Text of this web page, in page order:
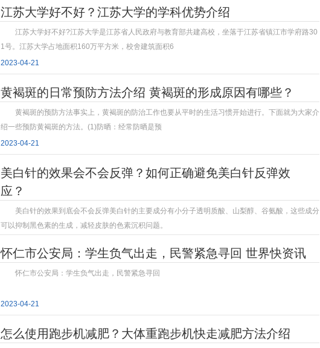
江苏大学好不好？江苏大学的学科优势介绍
江苏大学好不好?江苏大学是江苏省人民政府与教育部共建高校，坐落于江苏省镇江市学府路30
1号。江苏大学占地面积160万平方米，校舍建筑面积6
2023-04-21
黄褐斑的日常预防方法介绍 黄褐斑的形成原因有哪些？
黄褐斑的预防方法事实上，黄褐斑的防治工作也要从平时的生活习惯开始进行。下面就为大家介
绍一些预防黄褐斑的方法。(1)防晒：经常防晒是预
2023-04-21
美白针的效果会不会反弹？如何正确避免美白针反弹效
应？
美白针的效果到底会不会反弹美白针的主要成分有小分子透明质酸、山梨醇、谷氨酸，这些成分
可以抑制黑色素的生成，减轻皮肤的色素沉积问题。
怀仁市公安局：学生负气出走，民警紧急寻回 世界快资讯
怀仁市公安局：学生负气出走，民警紧急寻回
2023-04-21
怎么使用跑步机减肥？大体重跑步机快走减肥方法介绍